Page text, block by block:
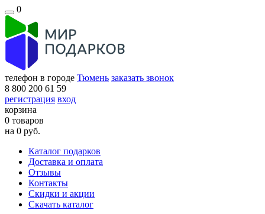
0
телефон в городе Тюмень заказать звонок
8 800 200 61 59
регистрация вход
корзина
0 товаров
на 0 руб.
Каталог подарков
Доставка и оплата
Отзывы
Контакты
Скидки и акции
Скачать каталог